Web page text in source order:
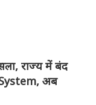
राज्य में बंद
अब